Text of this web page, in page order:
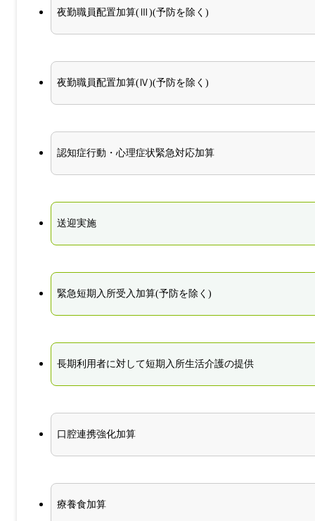
夜勤職員配置加算(Ⅲ)(予防を除く)
夜勤職員配置加算(Ⅳ)(予防を除く)
認知症行動・心理症状緊急対応加算
送迎実施
緊急短期入所受入加算(予防を除く)
長期利用者に対して短期入所生活介護の提供
口腔連携強化加算
療養食加算